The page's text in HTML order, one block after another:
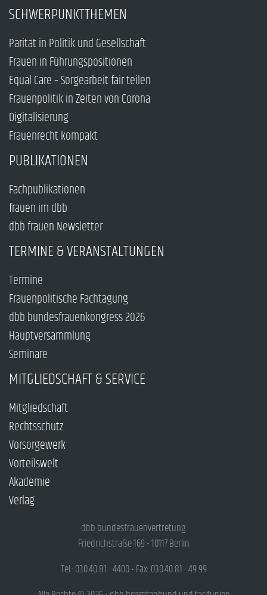
SCHWERPUNKTTHEMEN
Parität in Politik und Gesellschaft
Frauen in Führungspositionen
Equal Care – Sorgearbeit fair teilen
Frauenpolitik in Zeiten von Corona
Digitalisierung
Frauenrecht kompakt
PUBLIKATIONEN
Fachpublikationen
frauen im dbb
dbb frauen Newsletter
TERMINE & VERANSTALTUNGEN
Termine
Frauenpolitische Fachtagung
dbb bundesfrauenkongress 2026
Hauptversammlung
Seminare
MITGLIEDSCHAFT & SERVICE
Mitgliedschaft
Rechtsschutz
Vorsorgewerk
Vorteilswelt
Akademie
Verlag
dbb bundesfrauenvertretung
Friedrichstraße 169 • 10117 Berlin
Tel.: 030.40 81 - 4400 • Fax: 030.40 81 - 49 99